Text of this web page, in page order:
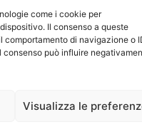
come i cookie per
Il consenso a queste
di navigazione o
può influire
Visualizza le
Domenica: Chiuso